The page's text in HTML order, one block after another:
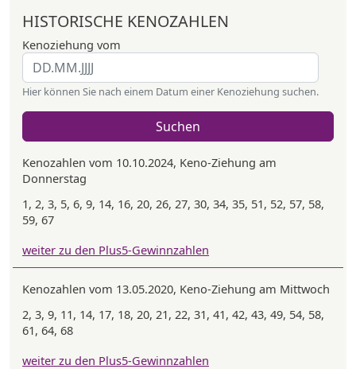
HISTORISCHE KENOZAHLEN
Kenoziehung vom
Hier können Sie nach einem Datum einer Kenoziehung suchen.
Suchen
Kenozahlen vom 10.10.2024, Keno-Ziehung am
Donnerstag
1, 2, 3, 5, 6, 9, 14, 16, 20, 26, 27, 30, 34, 35, 51, 52, 57, 58,
59, 67
weiter zu den Plus5-Gewinnzahlen
Kenozahlen vom 13.05.2020, Keno-Ziehung am Mittwoch
2, 3, 9, 11, 14, 17, 18, 20, 21, 22, 31, 41, 42, 43, 49, 54, 58,
61, 64, 68
weiter zu den Plus5-Gewinnzahlen